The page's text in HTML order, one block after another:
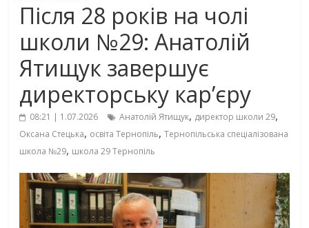
Після 28 років на чолі
школи №29: Анатолій
Ятищук завершує
директорську кар’єру
08:21 | 1.07.2026 Анатолій Ятищук, директор школи 29,
Оксана Стецька, освіта Тернопіль,Тернопільська спеціалізована
школа №29, школа 29 Тернопіль